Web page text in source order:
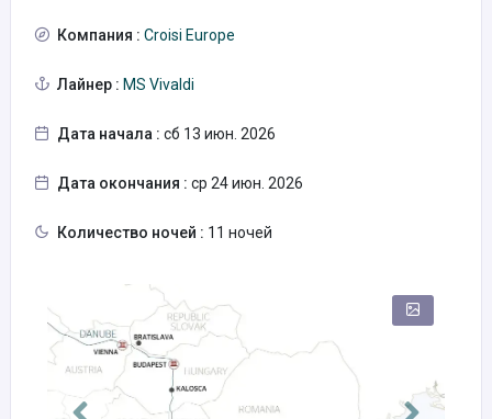
Компания : Croisi Europe
Лайнер : MS Vivaldi
Дата начала : сб 13 июн. 2026
Дата окончания : ср 24 июн. 2026
Количество ночей : 11 ночей